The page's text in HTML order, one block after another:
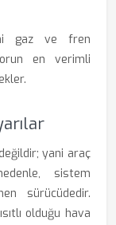
gaz ve fren
en verimli
yani araç
sistem
sürücüdedir.
olduğu hava